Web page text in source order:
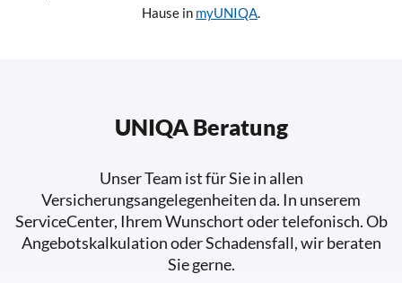
Hause in myUNIQA.
UNIQA Beratung
Unser Team ist für Sie in allen
Versicherungsangelegenheiten da. In unserem
ServiceCenter, Ihrem Wunschort oder telefonisch. Ob
Angebotskalkulation oder Schadensfall, wir beraten
Sie gerne.